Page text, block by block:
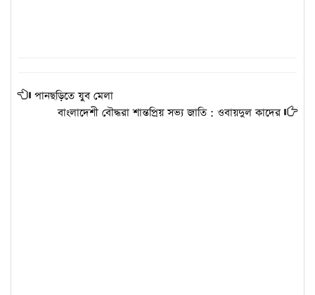
পানছড়িতে যুব মেলা
বাংলাদেশী বৌদ্ধরা শান্তপ্রিয় সভ্য জাতি : ওবায়দুল কাদের